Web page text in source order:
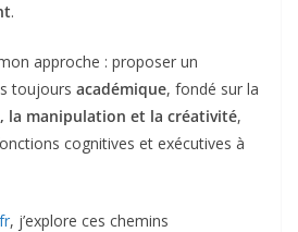
.
approche : proposer un
toujours académique, fondé sur la
la manipulation et la créativité,
cognitives et exécutives à
, j’explore ces chemins